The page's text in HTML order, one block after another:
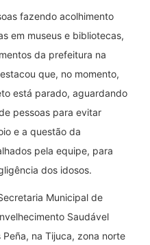
fazendo acolhimento
em museus e bibliotecas,
da prefeitura na
que, no momento,
está parado, aguardando
pessoas para evitar
e a questão da
pela equipe, para
dos idosos.
Municipal de
Saudável
na Tijuca, zona norte